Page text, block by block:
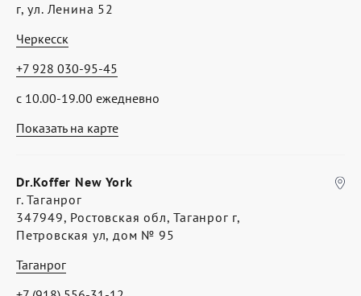
Показать на карте
г, ул. Ленина 52
Черкесск
с 10.00-19.00 ежедневно
+7 928 030-95-45
Dr.Koffer New York
г. Таганрог
347949, Ростовская обл, Таганрог г,
Петровская ул, дом № 95
Таганрог